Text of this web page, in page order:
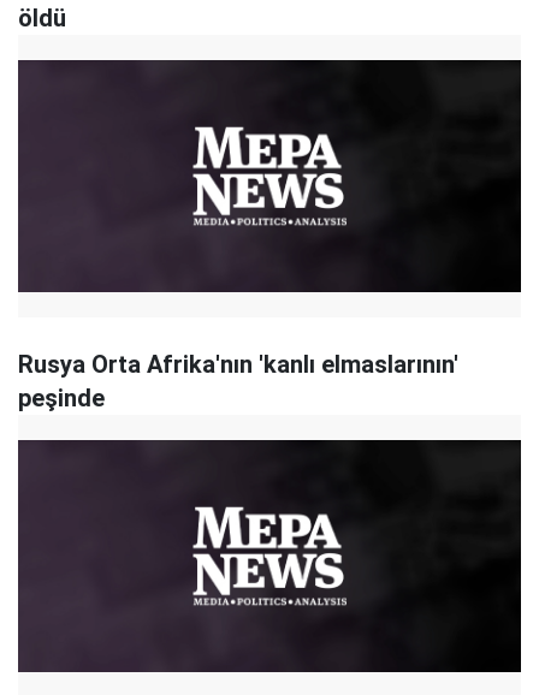
öldü
Rusya Orta Afrika'nın 'kanlı elmaslarının'
peşinde